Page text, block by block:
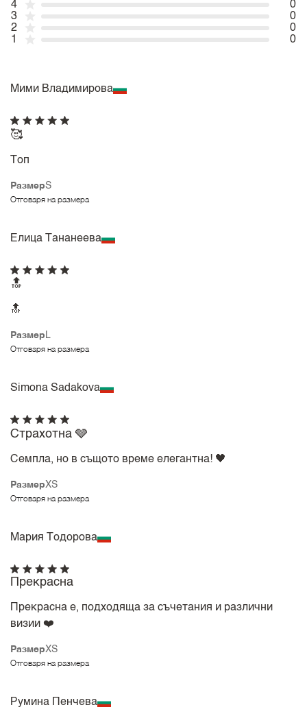
4
0
3
0
2
0
1
0
Мими Владимирова
РазмерS
Отговаря на размера
🥰
Топ
Елица Тананеева
Размер L
Отговаря на размера
🔝
🔝
Simona Sadakova
РазмерXS
Отговаря на размера
Страхотна 🩶
Семпла, но в същото време елегантна! 🖤
Мария Тодорова
РазмерXS
Отговаря на размера
Прекрасна
Прекрасна е, подходяща за съчетания и различни
визии ❤️
Румина Пенчева